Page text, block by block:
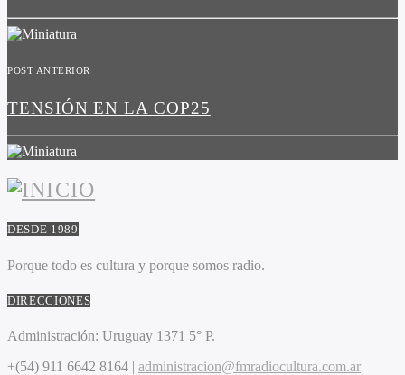
POST ANTERIOR
TENSIÓN EN LA COP25
DESDE 1989
Porque todo es cultura y porque somos radio.
DIRECCIONES
Administración: Uruguay 1371 5° P.
+(54) 911 6642 8164 | administracion@fmradiocultura.com.ar